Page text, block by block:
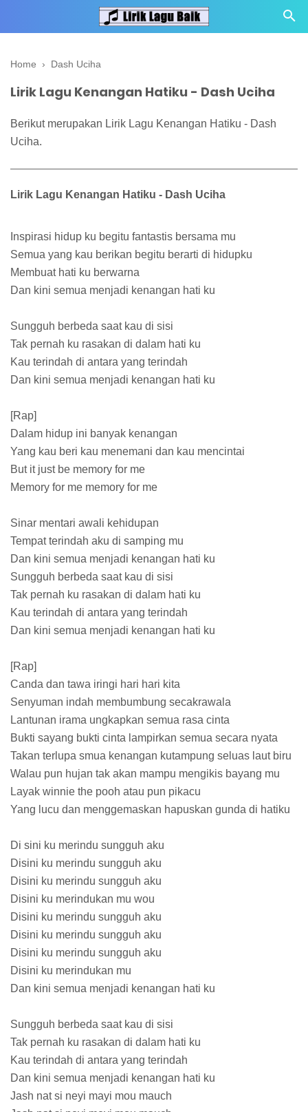
Home › Dash Uciha
Lirik Lagu Kenangan Hatiku - Dash Uciha
Berikut merupakan Lirik Lagu Kenangan Hatiku - Dash
Uciha.
Lirik Lagu Kenangan Hatiku - Dash Uciha
Inspirasi hidup ku begitu fantastis bersama mu
Semua yang kau berikan begitu berarti di hidupku
Membuat hati ku berwarna
Dan kini semua menjadi kenangan hati ku
Sungguh berbeda saat kau di sisi
Tak pernah ku rasakan di dalam hati ku
Kau terindah di antara yang terindah
Dan kini semua menjadi kenangan hati ku
[Rap]
Dalam hidup ini banyak kenangan
Yang kau beri kau menemani dan kau mencintai
But it just be memory for me
Memory for me memory for me
Sinar mentari awali kehidupan
Tempat terindah aku di samping mu
Dan kini semua menjadi kenangan hati ku
Sungguh berbeda saat kau di sisi
Tak pernah ku rasakan di dalam hati ku
Kau terindah di antara yang terindah
Dan kini semua menjadi kenangan hati ku
[Rap]
Canda dan tawa iringi hari hari kita
Senyuman indah membumbung secakrawala
Lantunan irama ungkapkan semua rasa cinta
Bukti sayang bukti cinta lampirkan semua secara nyata
Takan terlupa smua kenangan kutampung seluas laut biru
Walau pun hujan tak akan mampu mengikis bayang mu
Layak winnie the pooh atau pun pikacu
Yang lucu dan menggemaskan hapuskan gunda di hatiku
Di sini ku merindu sungguh aku
Disini ku merindu sungguh aku
Disini ku merindu sungguh aku
Disini ku merindukan mu wou
Disini ku merindu sungguh aku
Disini ku merindu sungguh aku
Disini ku merindu sungguh aku
Disini ku merindukan mu
Dan kini semua menjadi kenangan hati ku
Sungguh berbeda saat kau di sisi
Tak pernah ku rasakan di dalam hati ku
Kau terindah di antara yang terindah
Dan kini semua menjadi kenangan hati ku
Jash nat si neyi mayi mou mauch